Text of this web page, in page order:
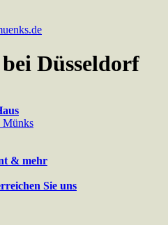
Düsseldorf
Münks
& mehr
Sie uns